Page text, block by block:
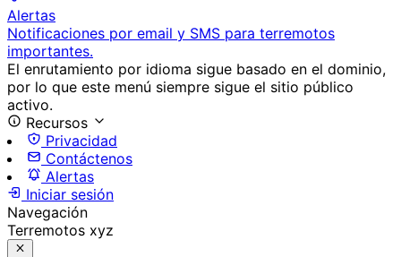
Alertas
Notificaciones por email y SMS para terremotos
importantes.
El enrutamiento por idioma sigue basado en el dominio,
por lo que este menú siempre sigue el sitio público
activo.
Recursos
Privacidad
Contáctenos
Alertas
Iniciar sesión
Navegación
Terremotos xyz